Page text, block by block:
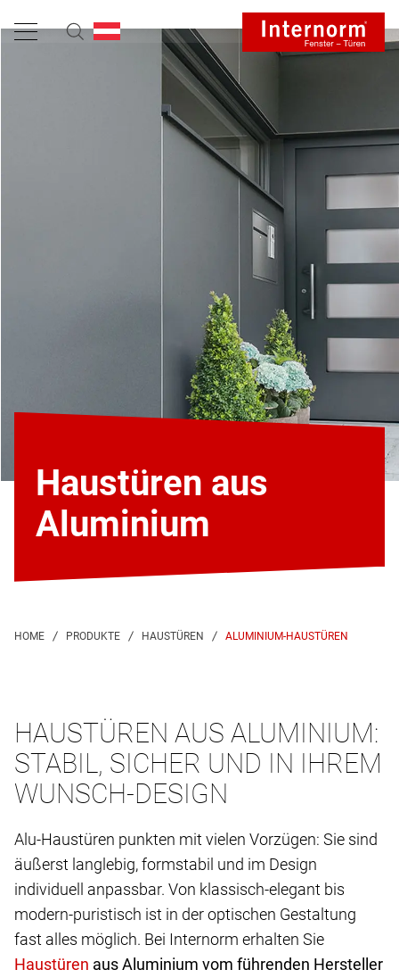
Haustüren aus
Aluminium
ALUMINIUM-HAUSTÜREN
HAUSTÜREN AUS ALUMINIUM:
STABIL, SICHER UND IN IHREM
WUNSCH-DESIGN
Alu-Haustüren punkten mit vielen Vorzügen: Sie sind
äußerst langlebig, formstabil und im Design
individuell anpassbar. Von klassisch-elegant bis
modern-puristisch ist in der optischen Gestaltung
fast alles möglich. Bei Internorm erhalten Sie
aus Aluminium vom führenden Hersteller